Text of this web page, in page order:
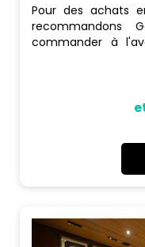
Pour des achats
recommandons
commander à
produits hors
internationales et
une livraison
exclusive de
remise de 10%